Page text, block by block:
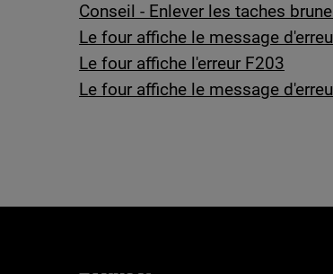
Conseil - Enlever les taches
Le four affiche le message
Le four affiche l'erreur F203
Le four affiche le message